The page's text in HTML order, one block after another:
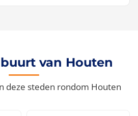
van Houten
deze steden rondom Houten